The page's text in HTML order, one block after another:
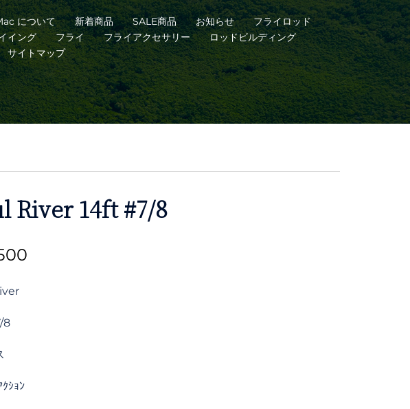
について 新着商品 SALE商品 お知らせ
フライロッド
イング フライ フライアクセサリー
ロッドビルディング
サイトマップ
River 14ft #7/8
8
ｸｼｮﾝ